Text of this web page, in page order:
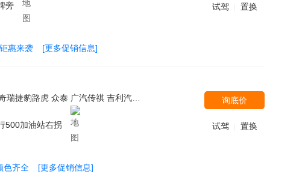
旁
惠来袭
[更多促销信息]
试驾 置换
风日产 保时捷 奔驰-迈巴赫 东风标致 比速汽车 中华 Jeep 比亚迪 广汽丰田 沃尔沃(进口) 英菲尼迪 别克 大众(进口) 奇瑞捷豹路虎 一汽马自达 上汽大通 广汽三菱 猎豹汽车 东风雷诺 上汽通用五菱 上汽荣威 雷诺 林肯 东风风行 广汽讴歌 沃尔沃亚太 东风悦达起亚 起亚(进口) 东风雪铁龙 东风英菲尼迪 东南汽车 长安PSA 雪佛兰 东风裕隆 华晨中华 奥迪(进口)
500加油站右拐
色齐全
[更多促销信息]
询底价
试驾 置换